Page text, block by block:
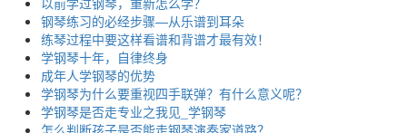
钢琴练习的必经步骤—从乐谱到耳朵
练琴过程中要这样看谱和背谱才最有效！
学钢琴十年，自律终身
成年人学钢琴的优势
学钢琴为什么要重视四手联弹？有什么意义呢？
学钢琴是否走专业之我见_学钢琴